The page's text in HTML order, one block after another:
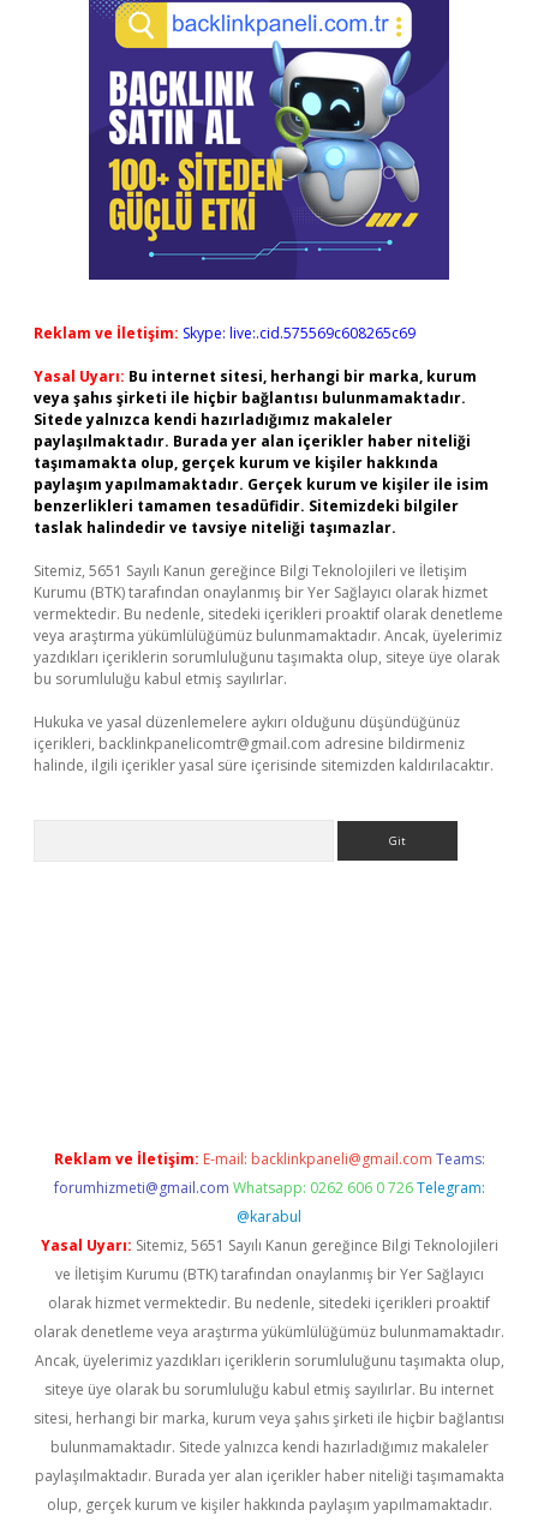
Reklam ve İletişim: Skype: live:.cid.575569c608265c69
Yasal Uyarı: Bu internet sitesi, herhangi bir marka, kurum
veya şahıs şirketi ile hiçbir bağlantısı bulunmamaktadır.
Sitede yalnızca kendi hazırladığımız makaleler
paylaşılmaktadır. Burada yer alan içerikler haber niteliği
taşımamakta olup, gerçek kurum ve kişiler hakkında
paylaşım yapılmamaktadır. Gerçek kurum ve kişiler ile isim
benzerlikleri tamamen tesadüfidir. Sitemizdeki bilgiler
taslak halindedir ve tavsiye niteliği taşımazlar.
Sitemiz, 5651 Sayılı Kanun gereğince Bilgi Teknolojileri ve İletişim
Kurumu (BTK) tarafından onaylanmış bir Yer Sağlayıcı olarak hizmet
vermektedir. Bu nedenle, sitedeki içerikleri proaktif olarak denetleme
veya araştırma yükümlülüğümüz bulunmamaktadır. Ancak, üyelerimiz
yazdıkları içeriklerin sorumluluğunu taşımakta olup, siteye üye olarak
bu sorumluluğu kabul etmiş sayılırlar.
Hukuka ve yasal düzenlemelere aykırı olduğunu düşündüğünüz
içerikleri, backlinkpanelicomtr@gmail.com adresine bildirmeniz
halinde, ilgili içerikler yasal süre içerisinde sitemizden kaldırılacaktır.
Reklam ve İletişim: E-mail: backlinkpaneli@gmail.com Teams:
forumhizmeti@gmail.com Whatsapp: 0262 606 0 726 Telegram:
@karabul
Yasal Uyarı: Sitemiz, 5651 Sayılı Kanun gereğince Bilgi Teknolojileri
ve İletişim Kurumu (BTK) tarafından onaylanmış bir Yer Sağlayıcı
olarak hizmet vermektedir. Bu nedenle, sitedeki içerikleri proaktif
olarak denetleme veya araştırma yükümlülüğümüz bulunmamaktadır.
Ancak, üyelerimiz yazdıkları içeriklerin sorumluluğunu taşımakta olup,
siteye üye olarak bu sorumluluğu kabul etmiş sayılırlar. Bu internet
sitesi, herhangi bir marka, kurum veya şahıs şirketi ile hiçbir bağlantısı
bulunmamaktadır. Sitede yalnızca kendi hazırladığımız makaleler
paylaşılmaktadır. Burada yer alan içerikler haber niteliği taşımamakta
olup, gerçek kurum ve kişiler hakkında paylaşım yapılmamaktadır.